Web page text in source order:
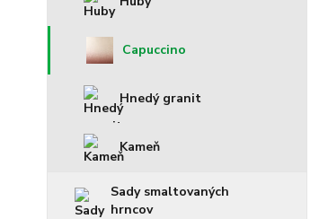
Capuccino
Hnedý granit
Kameň
Sady smaltovaných
hrncov